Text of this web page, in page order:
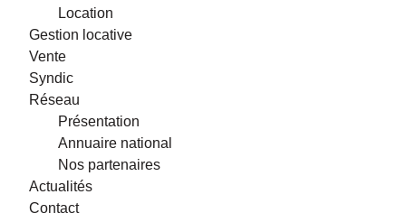
Location
Gestion locative
Vente
Syndic
Réseau
Présentation
Annuaire national
Nos partenaires
Actualités
Contact